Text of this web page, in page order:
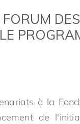
DES
à la
de